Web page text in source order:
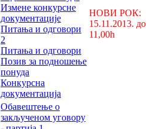
Измене конкурсне
документације
Питања и одговори
2
Питања и одговори
Позив за подношење
понуда
Конкурсна
документација
НОВИ РОК:
15.11.2013. до
11,00h
Обавештење о
закљученом уговору